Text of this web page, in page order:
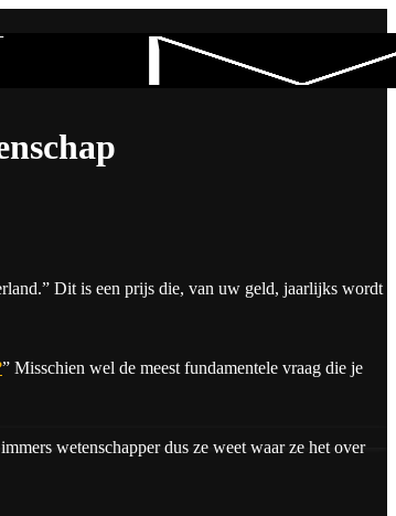
Dit is een prijs die, van uw geld, jaarlijks wordt
” Misschien wel de meest fundamentele vraag die je
wetenschapper dus ze weet waar ze het over